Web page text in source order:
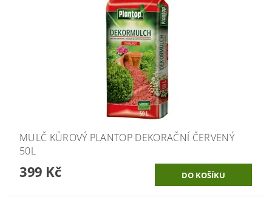
MULČ KŮROVÝ PLANTOP DEKORAČNÍ ČERVENÝ
50L
399 Kč